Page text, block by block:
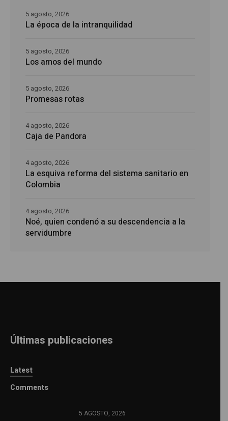
La época de la intranquilidad
5 agosto, 2026
Los amos del mundo
5 agosto, 2026
Promesas rotas
5 agosto, 2026
Caja de Pandora
4 agosto, 2026
La esquiva reforma del sistema sanitario en
Colombia
4 agosto, 2026
Noé, quien condenó a su descendencia a la
servidumbre
4 agosto, 2026
Últimas publicaciones
Latest
Comments
5 AGOSTO, 2026